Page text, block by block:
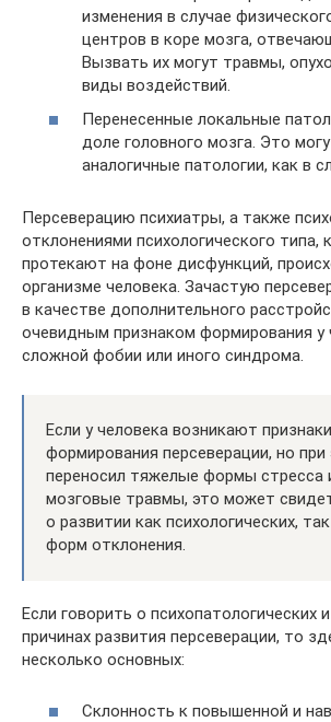
изменения в случае
центров в коре мозга,
Вызвать их могут травмы,
виды воздействий.
Перенесенные локальные
доле головного мозга. Это
аналогичные патологии, как в
Персеверацию психиатры, а также
отклонениями психологического типа,
протекают на фоне дисфункций,
организме человека. Зачастую
в качестве дополнительного
очевидным признаком формирования у
сложной фобии или иного синдрома.
Если у человека возникают признаки
формирования персеверации, но при
переносил тяжелые формы стресса
мозговые травмы, это может
о развитии как психологических,
форм отклонения.
Если говорить о психопатологических
причинах развития персеверации, то
несколько основных:
Склонность к повышенной и